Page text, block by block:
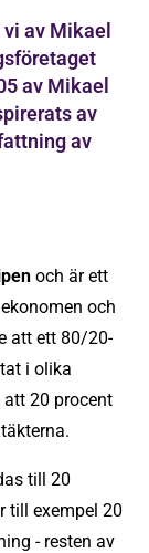
av Mikael
av Mikael
av
av
och är ett
och
att ett 80/20-
i olika
att 20 procent
till 20
till exempel 20
- resten av